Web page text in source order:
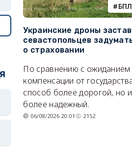
Украинские дроны
севастопольцев
о страховании
По сравнению с ожиданием
компенсации от
способ более дорогой, но и
более надежный.
06/08/2026 20:01 2152